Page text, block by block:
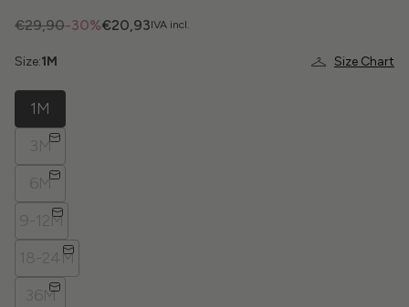
IVA incl.
-30%
€29,90 €20,93
Size Chart
Size:1M
1M
3M
6M
9-12M
18-24M
36M